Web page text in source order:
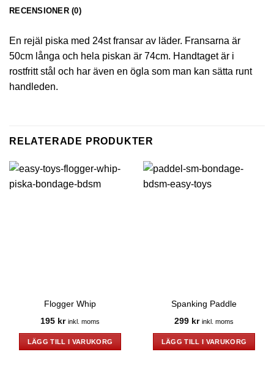
RECENSIONER (0)
En rejäl piska med 24st fransar av läder. Fransarna är
50cm långa och hela piskan är 74cm. Handtaget är i
rostfritt stål och har även en ögla som man kan sätta runt
handleden.
RELATERADE PRODUKTER
Flogger Whip
195 kr inkl. moms
LÄGG TILL I VARUKORG
Spanking Paddle
299 kr inkl. moms
LÄGG TILL I VARUKORG